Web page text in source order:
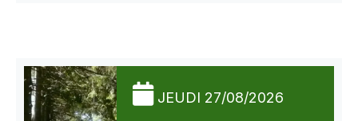
JEUDI 27/08/2026